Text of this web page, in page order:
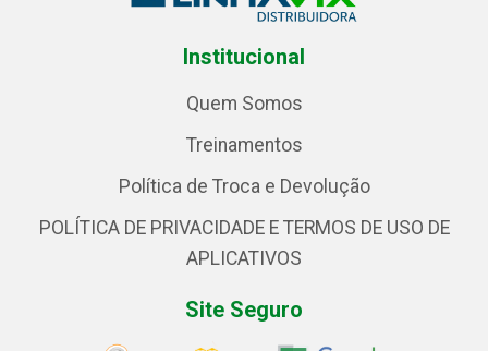
Institucional
Quem Somos
Treinamentos
Política de Troca e Devolução
POLÍTICA DE PRIVACIDADE E TERMOS DE USO DE
APLICATIVOS
Site Seguro